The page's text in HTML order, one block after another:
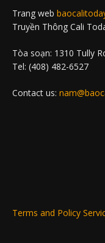
Trang web
Truyền Thông Cali
Tòa soạn: 1310 Tully
Tel: (408) 482-6527
Contact us:
Terms and Policy